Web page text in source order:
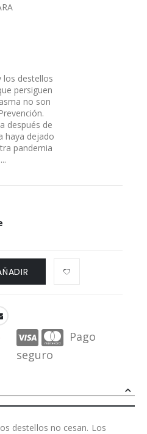
los destellos
persiguen
no son
después de
haya dejado
pandemia
Pago
seguro
destellos no cesan. Los